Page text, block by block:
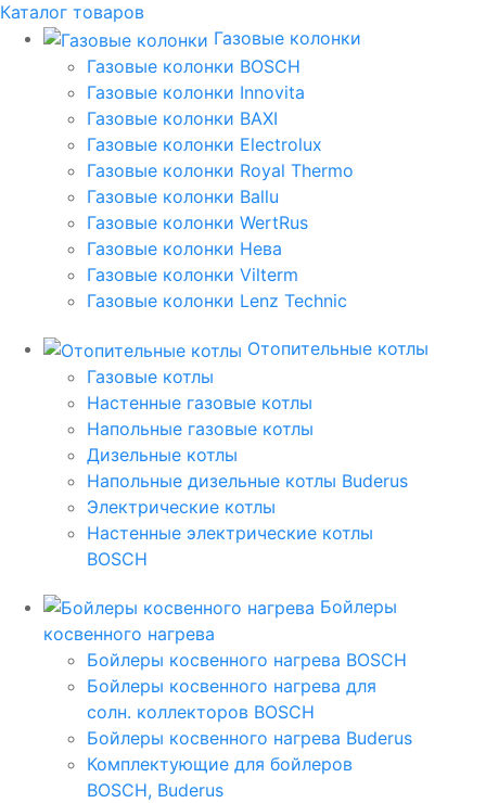
Каталог товаров
Газовые колонки
Газовые колонки BOSCH
Газовые колонки Innovita
Газовые колонки BAXI
Газовые колонки Electrolux
Газовые колонки Royal Thermo
Газовые колонки Ballu
Газовые колонки WertRus
Газовые колонки Нева
Газовые колонки Vilterm
Газовые колонки Lenz Technic
Отопительные котлы
Газовые котлы
Настенные газовые котлы
Напольные газовые котлы
Дизельные котлы
Напольные дизельные котлы Buderus
Электрические котлы
Настенные электрические котлы
BOSCH
Бойлеры
косвенного нагрева
Бойлеры косвенного нагрева BOSCH
Бойлеры косвенного нагрева для
солн. коллекторов BOSCH
Бойлеры косвенного нагрева Buderus
Комплектующие для бойлеров
BOSCH, Buderus